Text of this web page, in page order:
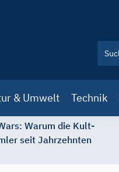
& Umwelt Technik
Warum die Kult-
seit Jahrzehnten